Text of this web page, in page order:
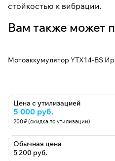
стойкостью к вибрации.
Вам также может
Мотоаккумулятор YTX14-BS
Цена с утилизацией
5 000 руб.
200 ₽ (скидка по утилизации)
Обычная цена
5 200 руб.